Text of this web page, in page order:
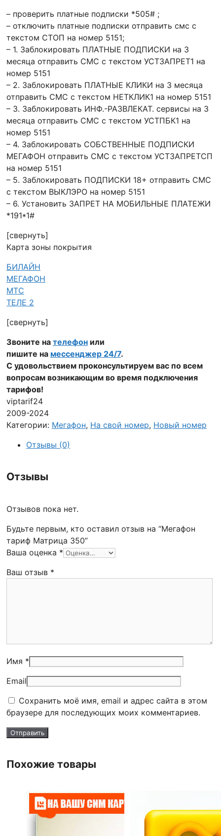
– проверить платные подписки *505# ;
– отключить платные подписки отправить смс с
текстом СТОП на номер 5151;
– 1. Заблокировать ПЛАТНЫЕ ПОДПИСКИ на 3
месяца отправить СМС с текстом УСТЗАПРЕТ1 на
номер 5151
– 2. Заблокировать ПЛАТНЫЕ КЛИКИ на 3 месяца
отправить СМС с текстом НЕТКЛИК1 на номер 5151
– 3. Заблокировать ИНФ.-РАЗВЛЕКАТ. сервисы на 3
месяца отправить СМС с текстом УСТПБК1 на
номер 5151
– 4. Заблокировать СОБСТВЕННЫЕ ПОДПИСКИ
МЕГАФОН отправить СМС с текстом УСТЗАПРЕТСП
на номер 5151
– 5. Заблокировать ПОДПИСКИ 18+ отправить СМС
с текстом ВЫКЛЭРО на номер 5151
– 6. Установить ЗАПРЕТ НА МОБИЛЬНЫЕ ПЛАТЕЖИ
*191*1#
[свернуть]
Карта зоны покрытия
БИЛАЙН
МЕГАФОН
МТС
ТЕЛЕ 2
[свернуть]
Звоните на телефон или
пишите на мессенджер 24/7.
С удовольствием проконсультируем вас по всем
вопросам возникающим во время подключения
тарифов!
viptarif24
2009-2024
Категории: Мегафон, На свой номер, Новый номер
Отзывы (0)
Отзывы
Отзывов пока нет.
Будьте первым, кто оставил отзыв на “Мегафон
тариф Матрица 350”
Ваша оценка *
Ваш отзыв *
Имя *
Email
Сохранить моё имя, email и адрес сайта в этом
браузере для последующих моих комментариев.
Похожие товары